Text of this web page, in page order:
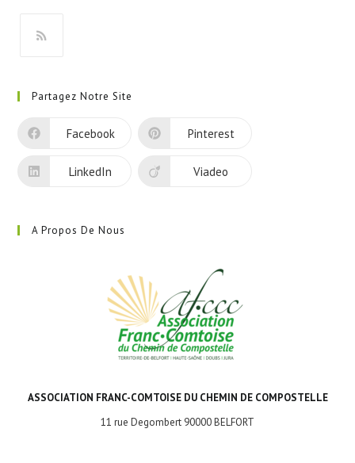
onglet
un
nouvel
Partagez Notre Site
Facebook Pinterest
LinkedIn Viadeo
A Propos De Nous
ASSOCIATION FRANC-COMTOISE DU CHEMIN DE COMPOSTELLE
11 rue Degombert 90000 BELFORT